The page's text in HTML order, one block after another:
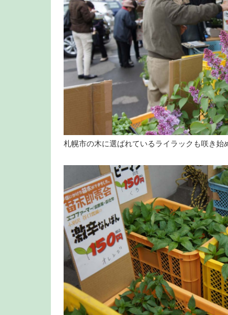
札幌市の木に選ばれているライラックも咲き始